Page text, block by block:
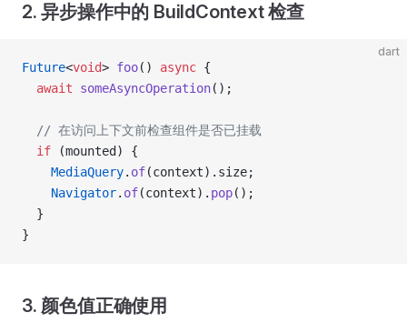
2. 异步操作中的 BuildContext 检查
dart
Future<void> foo() async {
  await
someAsyncOperation();
  // 在访问上下文前检查组件是否已挂载
  if
(mounted) {
    MediaQuery
. of(context).size;
    Navigator
. of(context). pop();
  }
}
3. 颜色值正确使用